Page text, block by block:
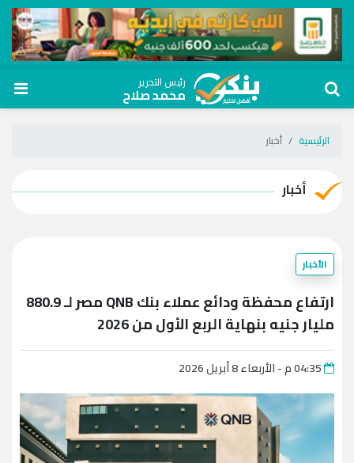
رئيس التحرير
محمد صلاح
الرئيسية أخبار
أخبار
الأخبار
ارتفاع محفظة ودائع عملاء بنك QNB مصر لـ 880.9
مليار جنيه بنهاية الربع الأول من 2026